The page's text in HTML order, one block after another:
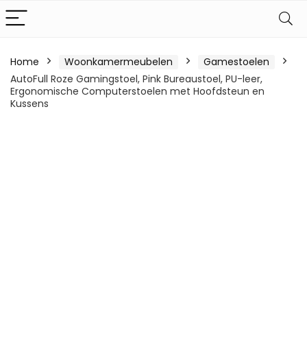
Home Woonkamermeubelen
Gamestoelen
AutoFull Roze Gamingstoel, Pink Bureaustoel, PU-leer,
Ergonomische Computerstoelen met Hoofdsteun en
Kussens